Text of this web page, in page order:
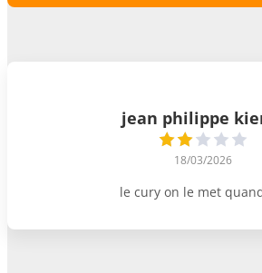
jean philippe
18/03/2026
le cury on le met